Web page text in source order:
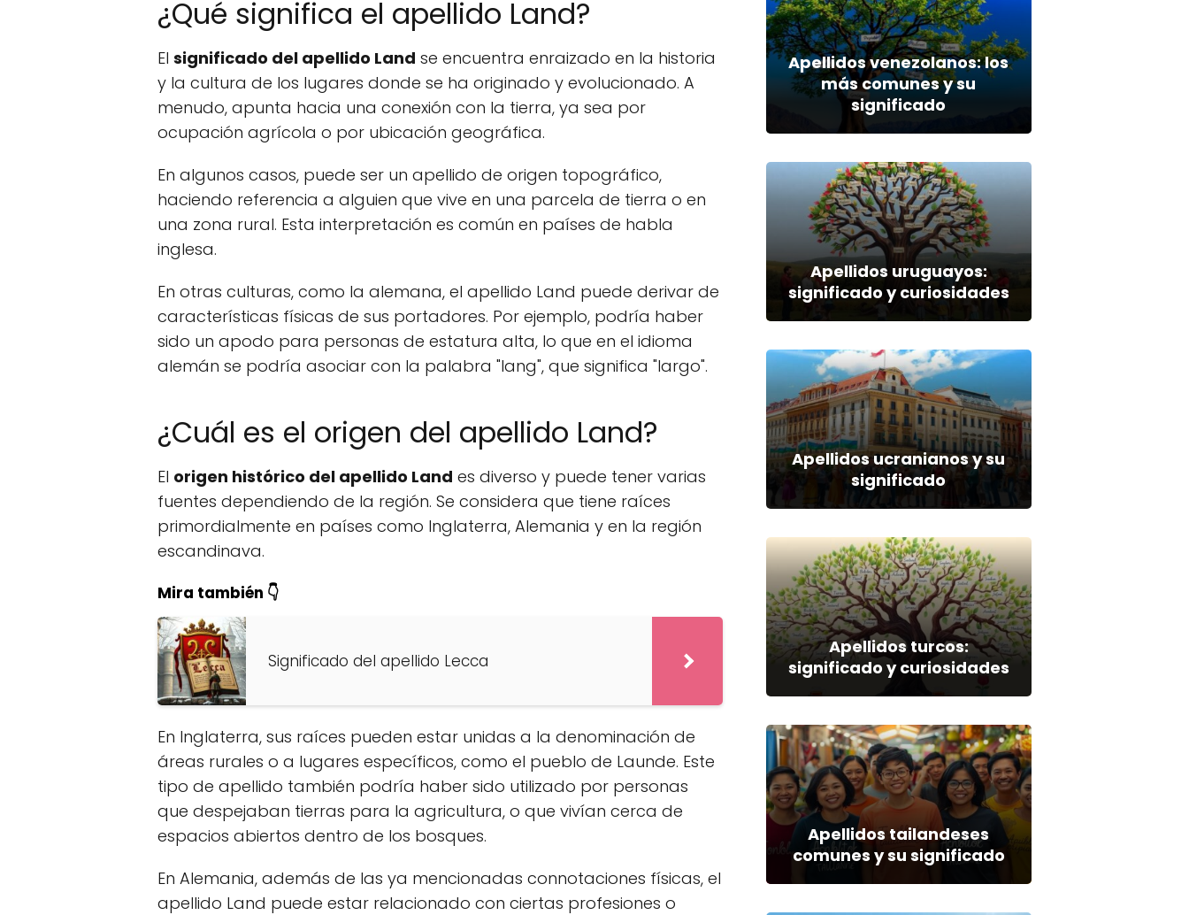
¿Qué significa el apellido Land?
El significado del apellido Land se encuentra enraizado en la historia
y la cultura de los lugares donde se ha originado y evolucionado. A
menudo, apunta hacia una conexión con la tierra, ya sea por
ocupación agrícola o por ubicación geográfica.
En algunos casos, puede ser un apellido de origen topográfico,
haciendo referencia a alguien que vive en una parcela de tierra o en
una zona rural. Esta interpretación es común en países de habla
inglesa.
En otras culturas, como la alemana, el apellido Land puede derivar de
características físicas de sus portadores. Por ejemplo, podría haber
sido un apodo para personas de estatura alta, lo que en el idioma
alemán se podría asociar con la palabra "lang", que significa "largo".
¿Cuál es el origen del apellido Land?
El origen histórico del apellido Land es diverso y puede tener varias
fuentes dependiendo de la región. Se considera que tiene raíces
primordialmente en países como Inglaterra, Alemania y en la región
escandinava.
Mira también 👇
Significado del apellido Lecca
En Inglaterra, sus raíces pueden estar unidas a la denominación de
áreas rurales o a lugares específicos, como el pueblo de Launde. Este
tipo de apellido también podría haber sido utilizado por personas
que despejaban tierras para la agricultura, o que vivían cerca de
espacios abiertos dentro de los bosques.
En Alemania, además de las ya mencionadas connotaciones físicas, el
apellido Land puede estar relacionado con ciertas profesiones o
Apellidos venezolanos: los
más comunes y su
significado
Apellidos uruguayos:
significado y curiosidades
Apellidos ucranianos y su
significado
Apellidos turcos:
significado y curiosidades
Apellidos tailandeses
comunes y su significado